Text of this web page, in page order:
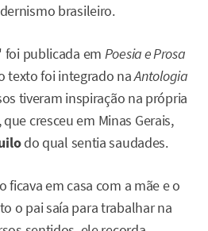
brasileiro.
foi publicada em Poesia e Prosa
texto foi integrado naAntologia
tiveram inspiração na própria
cresceu em Minas Gerais,
do qual sentia saudades.
ficava em casa com a mãe e o
o pai saía para trabalhar na